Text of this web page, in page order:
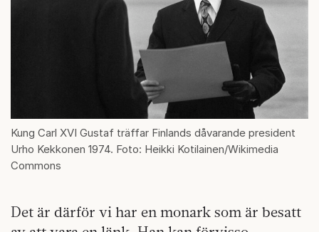
Kung Carl XVI Gustaf träffar Finlands dåvarande president
Urho Kekkonen 1974. Foto: Heikki Kotilainen/Wikimedia
Commons
Det är därför vi har en monark som är besatt